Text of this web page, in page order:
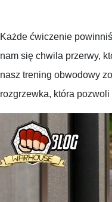
Każde ćwiczenie
nam się chwila przerwy,
nasz trening obwodowy
rozgrzewka, która